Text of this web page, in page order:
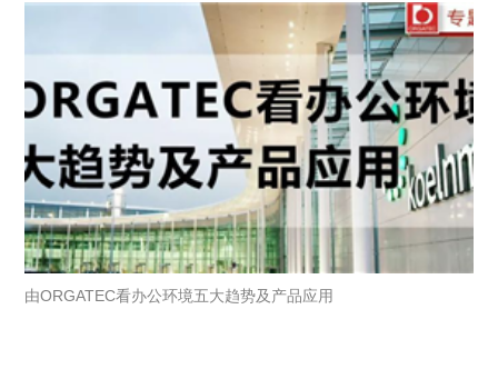
由ORGATEC看办公环境五大趋势及产品应用